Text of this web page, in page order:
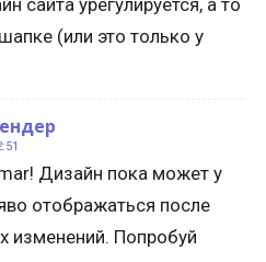
сайта урегулируется, а то
(или это только у
Дизайн пока может у
отображаться после
изменений. Попробуй